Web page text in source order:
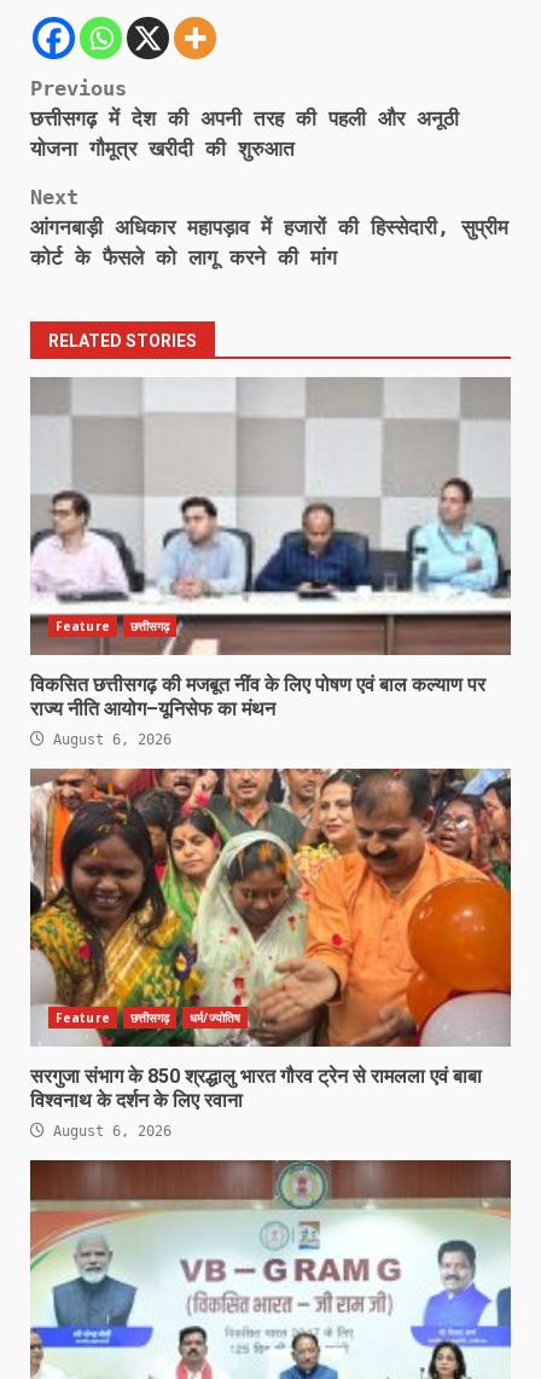
Post
navigation
Previous
छत्तीसगढ़ में देश की अपनी तरह की पहली और अनूठी
योजना गौमूत्र खरीदी की शुरुआत
Next
आंगनबाड़ी अधिकार महापड़ाव में हजारों की हिस्सेदारी, सुप्रीम
कोर्ट के फैसले को लागू करने की मांग
RELATED STORIES
Feature छत्तीसगढ़
विकसित छत्तीसगढ़ की मजबूत नींव के लिए पोषण एवं बाल कल्याण पर
राज्य नीति आयोग–यूनिसेफ का मंथन
August 6, 2026
Feature छत्तीसगढ़ धर्म/ज्योतिष
सरगुजा संभाग के 850 श्रद्धालु भारत गौरव ट्रेन से रामलला एवं बाबा
विश्वनाथ के दर्शन के लिए रवाना
August 6, 2026